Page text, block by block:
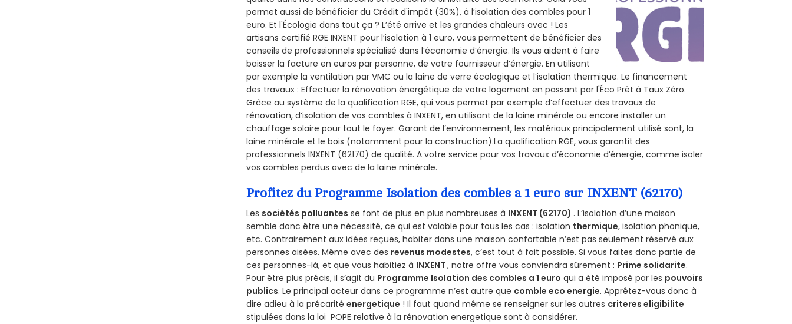
permet aussi de bénéficier du Crédit d'impôt (30%), à l’isolation des combles pour 1
euro. Et l'Écologie dans tout ça ? L’été arrive et les grandes chaleurs avec ! Les
artisans certifié RGE INXENT pour l’isolation à 1 euro, vous permettent de bénéficier des
conseils de professionnels spécialisé dans l’économie d’énergie. Ils vous aident à faire
baisser la facture en euros par personne, de votre fournisseur d’énergie. En utilisant
par exemple la ventilation par VMC ou la laine de verre écologique et l’isolation thermique. Le financement
des travaux : Effectuer la rénovation énergétique de votre logement en passant par l'Éco Prêt à Taux Zéro.
Grâce au système de la qualification RGE, qui vous permet par exemple d’effectuer des travaux de
rénovation, d’isolation de vos combles à INXENT, en utilisant de la laine minérale ou encore installer un
chauffage solaire pour tout le foyer. Garant de l’environnement, les matériaux principalement utilisé sont, la
laine minérale et le bois (notamment pour la construction).La qualification RGE, vous garantit des
professionnels INXENT (62170) de qualité. A votre service pour vos travaux d’économie d’énergie, comme isoler
vos combles perdus avec de la laine minérale.
Profitez du Programme Isolation des combles a 1 euro sur INXENT (62170)
Les sociétés polluantes se font de plus en plus nombreuses à INXENT (62170) . L’isolation d’une maison
semble donc être une nécessité, ce qui est valable pour tous les cas : isolation thermique, isolation phonique,
etc. Contrairement aux idées reçues, habiter dans une maison confortable n’est pas seulement réservé aux
personnes aisées. Même avec des revenus modestes, c’est tout à fait possible. Si vous faites donc partie de
ces personnes-là, et que vous habitiez à INXENT, notre offre vous conviendra sûrement : Prime solidarite.
Pour être plus précis, il s’agit du Programme Isolation des combles a 1 euro qui a été imposé par les pouvoirs
publics. Le principal acteur dans ce programme n’est autre que comble eco energie. Apprêtez-vous donc à
dire adieu à la précaritéenergetique ! Il faut quand même se renseigner sur les autres criteres eligibilite
stipulées dans la loi POPE relative à la rénovation energetique sont à considérer.